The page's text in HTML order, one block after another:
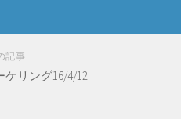
記事
リング16/4/12